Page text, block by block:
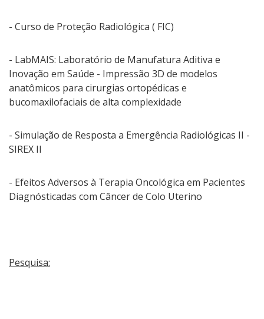
- Curso de Proteção Radiológica ( FIC)
- LabMAIS: Laboratório de Manufatura Aditiva e
Inovação em Saúde - Impressão 3D de modelos
anatômicos para cirurgias ortopédicas e
bucomaxilofaciais de alta complexidade
- Simulação de Resposta a Emergência Radiológicas II -
SIREX II
- Efeitos Adversos à Terapia Oncológica em Pacientes
Diagnósticadas com Câncer de Colo Uterino
Pesquisa: